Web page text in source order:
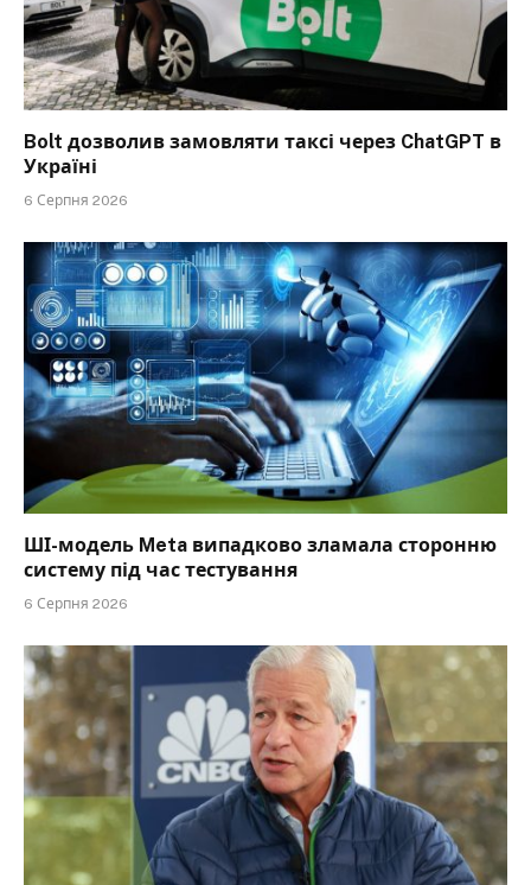
Bolt дозволив замовляти таксі через ChatGPT в
Україні
6 Серпня 2026
ШІ-модель Meta випадково зламала сторонню
систему під час тестування
6 Серпня 2026